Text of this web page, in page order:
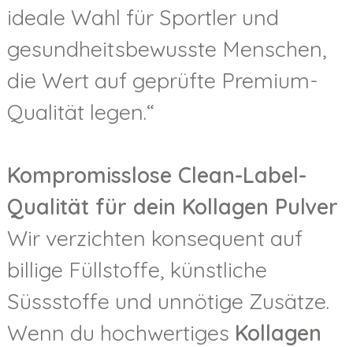
ideale Wahl für Sportler und
gesundheitsbewusste Menschen,
die Wert auf geprüfte Premium-
Qualität legen.“
Kompromisslose Clean-Label-
Qualität für dein Kollagen Pulver
Wir verzichten konsequent auf
billige Füllstoffe, künstliche
Süssstoffe und unnötige Zusätze.
Wenn du hochwertiges Kollagen